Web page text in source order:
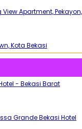
Apartment,
Kota Bekasi
- Bekasi Barat
Grande Bekasi Hotel